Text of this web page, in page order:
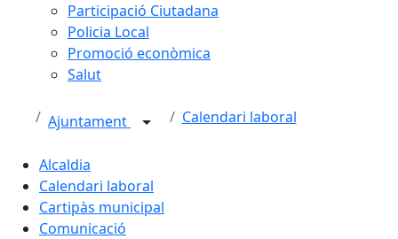
Participació Ciutadana
Policia Local
Promoció econòmica
Salut
Ajuntament Calendari laboral
Alcaldia
Calendari laboral
Cartipàs municipal
Comunicació